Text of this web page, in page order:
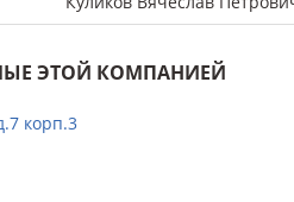
ЭТОЙ КОМПАНИЕЙ
корп.3